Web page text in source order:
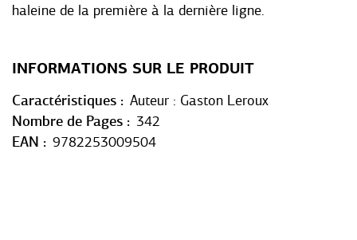
haleine de la première à la dernière ligne.
INFORMATIONS SUR LE PRODUIT
Caractéristiques
Auteur : Gaston Leroux
Nombre de Pages
342
EAN
9782253009504